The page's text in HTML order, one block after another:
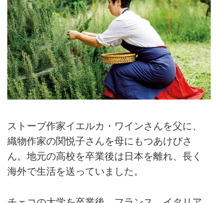
ストーブ作家イエルカ・ワインさんを父に、
織物作家の関悦子さんを母にもつあけびさ
ん。地元の高校を卒業後は日本を離れ、長く
海外で生活を送っていました。